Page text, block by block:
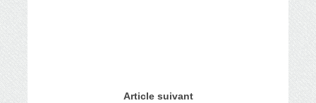
Article suivant